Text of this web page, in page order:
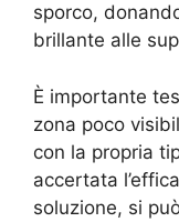
sporco,
brillante alle
È importante
zona poco
con la propria
accertata
soluzione, si